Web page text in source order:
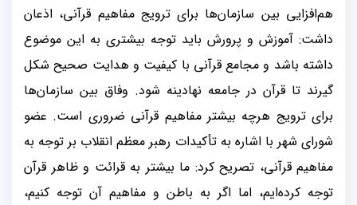
هم‌افزایی بین سازمان‌ها برای ترویج مفاهیم قرآنی، اذعان
داشت: آموزش و پرورش باید توجه بیشتری به این موضوع
داشته باشد و مجامع قرآنی با کیفیت و هدایت صحیح شکل
گیرند تا قرآن در جامعه نهادینه شود. وفاق بین سازمان‌ها
برای ترویج هرچه بیشتر مفاهیم قرآنی ضروری است. عضو
شورای شهر با اشاره به تأکیدات رهبر معظم انقلاب بر توجه به
مفاهیم قرآنی، تصریح کرد: ما بیشتر به قرائت و ظاهر قرآن
توجه کرده‌ایم، اما اگر به باطن و مفاهیم آن توجه کنیم،